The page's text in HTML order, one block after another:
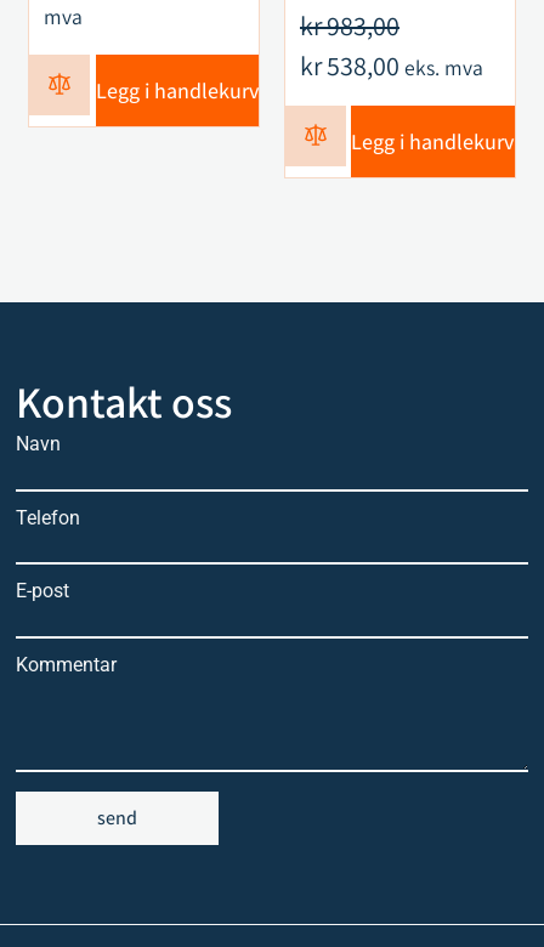
mva
Legg i handlekurv
kr983,00
kr538,00 eks. mva
Legg i handlekurv
Kontakt oss
Navn
Telefon
E-post
Kommentar
send